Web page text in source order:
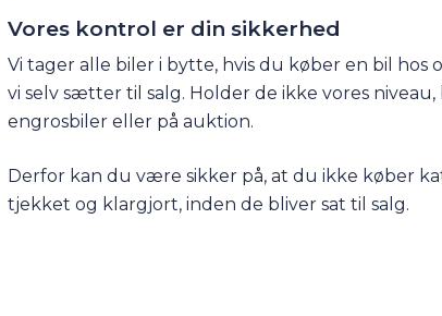
Vores kontrol er din sikkerhed
Vi tager alle biler i bytte, hvis du køber en bil hos
vi selv sætter til salg. Holder de ikke vores
engrosbiler eller på auktion.
Derfor kan du være sikker på, at du ikke køber
tjekket og klargjort, inden de bliver sat til salg.